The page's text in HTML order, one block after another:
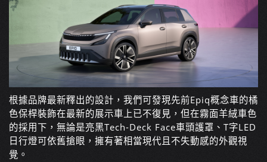
根據品牌最新釋出的設計，我們可發現先前Epiq概念車的橘
色保桿裝飾在最新的展示車上已不復見，但在霧面羊絨車色
的採用下，無論是亮黑Tech-Deck Face車頭護罩、T字LED
日行燈可依舊搶眼，擁有著相當現代且不失動感的外觀視
覺。